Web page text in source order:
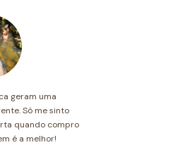
geram uma
Só me sinto
quando compro
é a melhor!